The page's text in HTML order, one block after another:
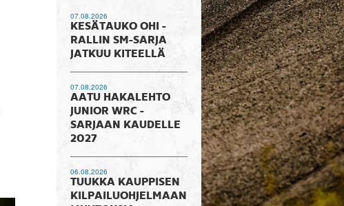
07.08.2026
KESÄTAUKO OHI -
RALLIN SM-SARJA
JATKUU KITEELLÄ
07.08.2026
AATU HAKALEHTO
JUNIOR WRC -
SARJAAN KAUDELLE
2027
06.08.2026
TUUKKA KAUPPISEN
KILPAILUOHJELMAAN